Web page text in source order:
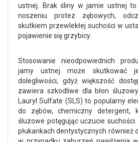
ustnej. Brak śliny w jamie ustnej
noszeniu protez zębowych,
skutkiem przewlekłej suchości w
pojawienie się grzybicy.
Stosowanie nieodpowiednich
jamy ustnej może skutkować
dolegliwości, gdyż większość
zawiera szkodliwe dla błon
Lauryl Sulfate (SLS) to popularny
do zębów, chemiczny detergent,
śluzowe potęgując uczucie
płukankach dentystycznych również